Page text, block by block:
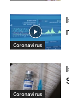
Coronavirus
Coronavirus